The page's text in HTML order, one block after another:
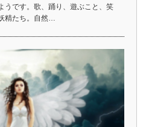
うです。歌、踊り、遊ぶこと、笑
精たち。自然…